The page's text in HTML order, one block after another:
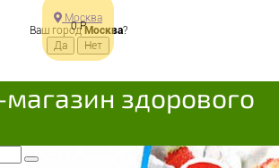
0Р
Москва
Ваш городМосква?
здорового